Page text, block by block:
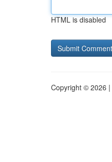
HTML is disabled
Copyright © 2026 |